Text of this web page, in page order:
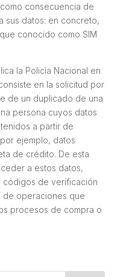
consecuencia de
sus datos: en concreto,
conocido como SIM
la Policía Nacional en
en la solicitud por
de un duplicado de una
persona cuyos datos
a partir de
ejemplo, datos
de crédito. De esta
a estos datos,
códigos de verificación
de operaciones que
procesos de compra o